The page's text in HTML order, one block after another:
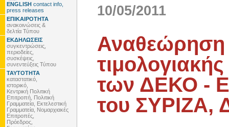
ENGLISH contact info,
press releases
ΕΠΙΚΑΙΡΟΤΗΤΑ
ανακοινώσεις &
δελτία Τύπου
ΕΚΔΗΛΩΣΕΙΣ
συγκεντρώσεις,
περιοδείες,
συσκέψεις,
συνεντεύξεις Τύπου
ΤΑΥΤΟΤΗΤΑ
καταστατικό,
ιστορικό,
Κεντρική Πολιτική
Επιτροπή, Πολιτική
Γραμματεία, Εκτελεστική
Γραμματεία, Νομαρχιακές
Επιτροπές,
Πρόεδρος,
10/05/2011
Αναθεώρηση
των ΔΕΚΟ -
του ΣΥΡΙΖΑ,